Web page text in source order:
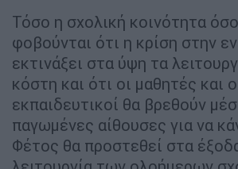
Τόσο η σχολική κοινότητα
φοβούνται ότι η κρίση στην
εκτινάξει στα ύψη τα
κόστη και ότι οι μαθητές και
εκπαιδευτικοί θα βρεθούν
παγωμένες αίθουσες για να
Φέτος θα προστεθεί στα